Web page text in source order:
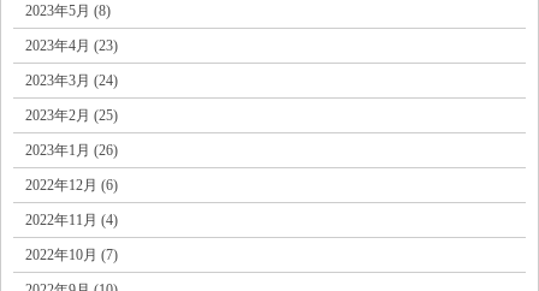
2023年5月 (8)
2023年4月 (23)
2023年3月 (24)
2023年2月 (25)
2023年1月 (26)
2022年12月 (6)
2022年11月 (4)
2022年10月 (7)